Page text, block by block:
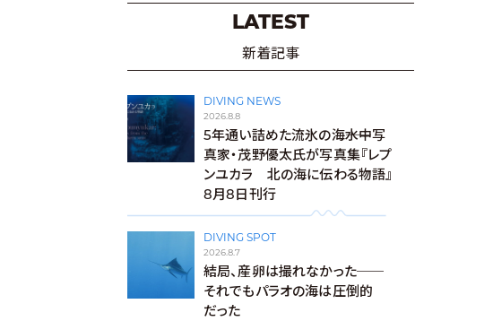
LATEST
新着記事
DIVING NEWS
2026.8.8
5年通い詰めた流氷の海――水中写
真家・茂野優太氏が写真集『レプ
ンユカラ 北の海に伝わる物語』
8月8日刊行
DIVING SPOT
2026.8.7
結局、産卵は撮れなかった──
それでもパラオの海は圧倒的
だった